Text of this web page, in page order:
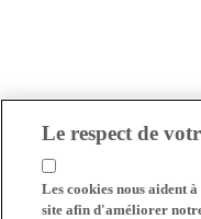
Le respect de
Les cookies nous aident
site afin d'améliorer